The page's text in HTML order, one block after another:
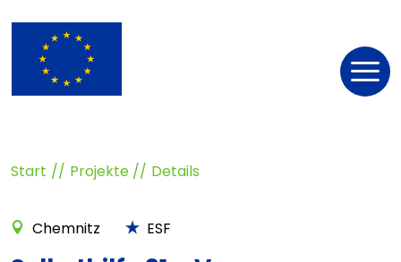
Start Projekte Details
Chemnitz ESF